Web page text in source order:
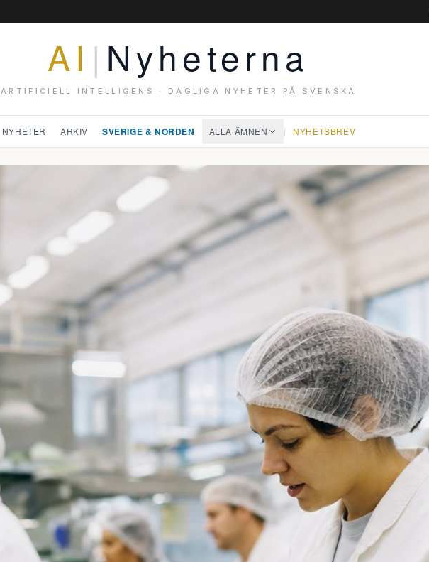
AI | Nyheterna
ARTIFICIELL INTELLIGENS · DAGLIGA NYHETER PÅ SVENSKA
NYHETER ARKIV SVERIGE & NORDEN ALLA ÄMNEN | NYHETSBREV